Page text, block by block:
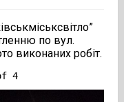
по вул.
виконаних робіт.
4